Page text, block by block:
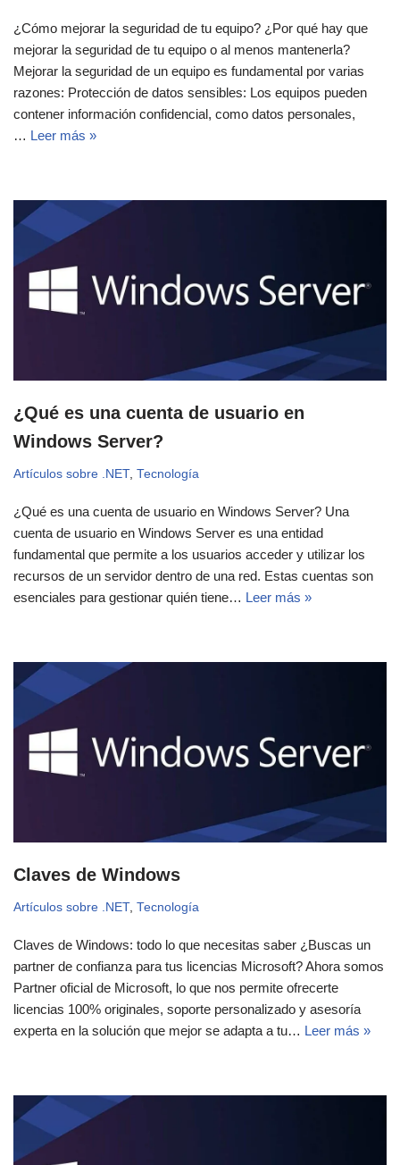
¿Cómo mejorar la seguridad de tu equipo? ¿Por qué hay que
mejorar la seguridad de tu equipo o al menos mantenerla?
Mejorar la seguridad de un equipo es fundamental por varias
razones: Protección de datos sensibles: Los equipos pueden
contener información confidencial, como datos personales,
… Leer más »
¿Qué es una cuenta de usuario en
Windows Server?
Artículos sobre .NET, Tecnología
¿Qué es una cuenta de usuario en Windows Server? Una
cuenta de usuario en Windows Server es una entidad
fundamental que permite a los usuarios acceder y utilizar los
recursos de un servidor dentro de una red. Estas cuentas son
esenciales para gestionar quién tiene… Leer más »
Claves de Windows
Artículos sobre .NET, Tecnología
Claves de Windows: todo lo que necesitas saber ¿Buscas un
partner de confianza para tus licencias Microsoft? Ahora somos
Partner oficial de Microsoft, lo que nos permite ofrecerte
licencias 100% originales, soporte personalizado y asesoría
experta en la solución que mejor se adapta a tu… Leer más »